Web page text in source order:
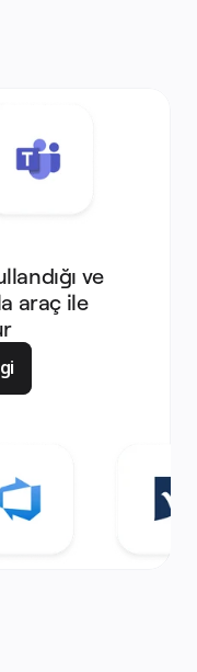
ve
araç ile